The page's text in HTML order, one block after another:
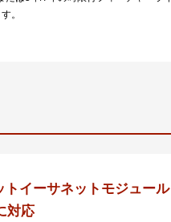
。
トイーサネットモジュール
対応